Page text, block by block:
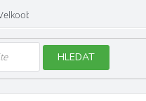
HLEDAT